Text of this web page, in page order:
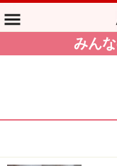
みん